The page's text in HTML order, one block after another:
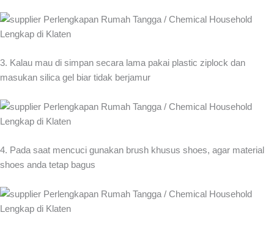
3. Kalau mau di simpan secara lama pakai plastic ziplock dan
masukan silica gel biar tidak berjamur
4. Pada saat mencuci gunakan brush khusus shoes, agar material
shoes anda tetap bagus